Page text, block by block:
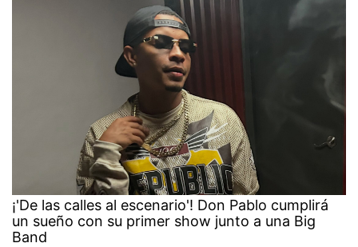
¡'De las calles al escenario'! Don Pablo cumplirá
un sueño con su primer show junto a una Big
Band